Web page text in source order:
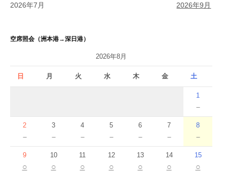
2026年7月 2026年9月
空席照会（洲本港→深日港）
2026年8月
日 月 火 水 木 金 土
1
－
2
－
3
－
4
－
5
－
6
－
7
－
8
－
9
○
10
○
11
○
12
○
13
○
14
○
15
○